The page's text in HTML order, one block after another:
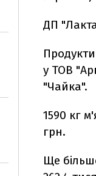
ДП
у ТОВ
"Чайка".
1590 кг
грн.
Ще